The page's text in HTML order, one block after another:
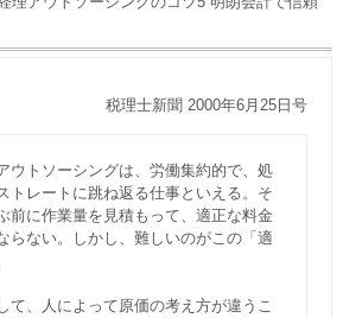
税理士新聞 2000年6月25日号
ウトソーシングは、労働集約的で、処
トレートに跳ね返る仕事といえる。そ
前に作業量を見積もって、適正な料金
らない。しかし、難しいのがこの「適
て、人によって原価の考え方が違うこ